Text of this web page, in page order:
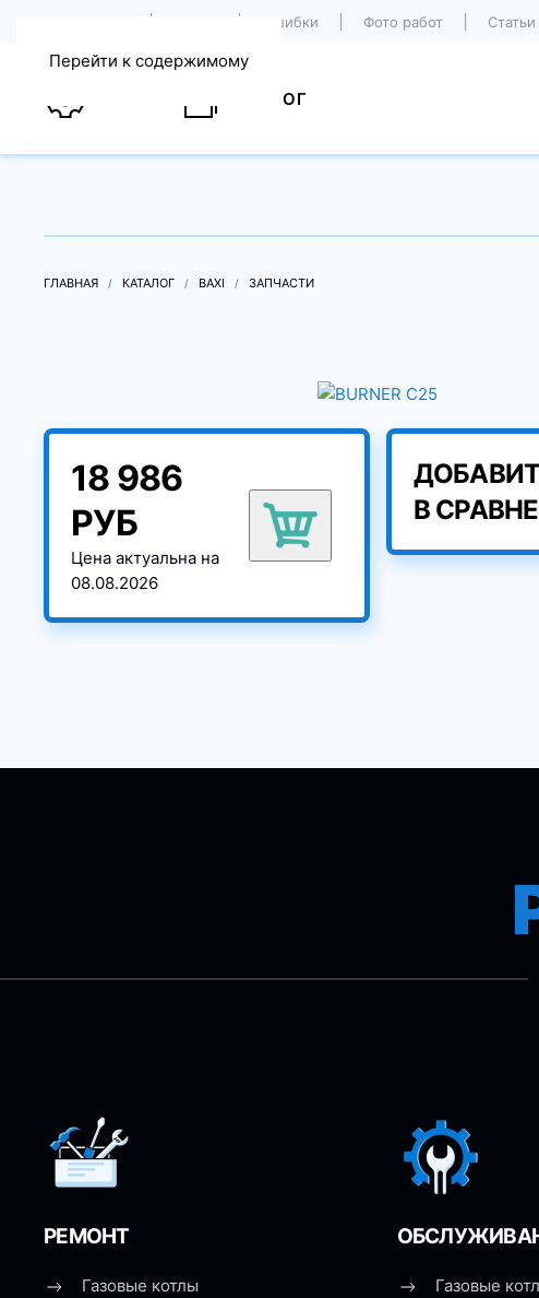
Перейти к содержимому
Ошибки Фото работ Статьи
КАТАЛОГ
ГЛАВНАЯ КАТАЛОГ BAXI ЗАПЧАСТИ
18 986
РУБ
Цена актуальна на
08.08.2026
В
РЕМОНТ
Газовые котлы
Газовые